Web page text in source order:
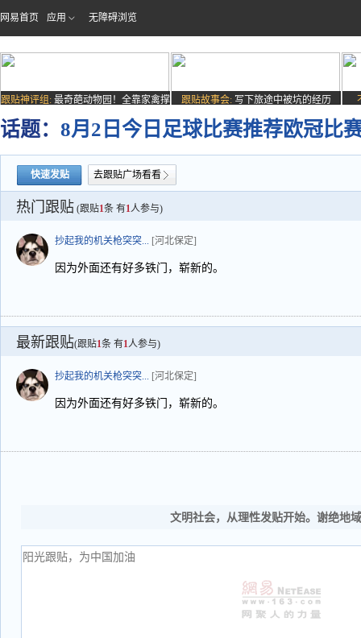
网易首页 应用 无障碍浏览
跟贴神评组: 最奇葩动物园！全靠家禽撑
场子
跟贴故事会: 写下旅途中被坑的经历
话题： 8月2日今日足球比赛推荐欧冠比
快速发贴 去跟贴广场看看
热门跟贴 (跟贴1条 有1人参与)
抄起我的机关枪突突... [河北保定]
因为外面还有好多铁门，崭新的。
最新跟贴(跟贴1条 有1人参与)
抄起我的机关枪突突... [河北保定]
因为外面还有好多铁门，崭新的。
文明社会，从理性发贴开始。谢绝地